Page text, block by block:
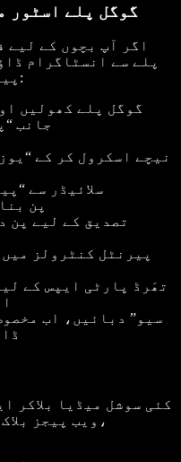
گوگل پلے اسٹور
اگر آپ بچوں کے لیے
پلے سے انسٹاگرام
پیرنٹل کنٹرول اس طرح سیٹ کریں:
گوگل پلے کھولیں
جانب
نیچے اسکرول کر کے
سلائیڈر سے
پن
تصدیق کے لیے پن
پیرنٹل کنٹرولز
تھَرڈ پارٹی ایپس کے
کئی سوشل میڈیا بلاکر
ویب پیجز ،